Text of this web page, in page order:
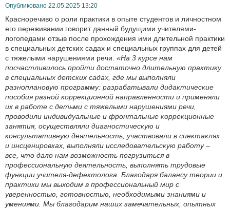
Опубликовано 22.05.2025 13:20
Красноречиво о роли практики в опыте студентов и личностном
его переживании говорит данный будущими учителями-
логопедами отзыв после прохождения ими длительной практики
в специальных детских садах и специальных группах для детей
с тяжелыми нарушениями речи. «На 3 курсе нам
посчастливилось пройти достаточно длительную практику
в специальных детских садах, где мы выполняли
разноплановую программу: разрабатывали дидактические
пособия разной коррекционной направленности и применяли
их в работе с детьми с тяжелыми нарушениями речи,
проводили индивидуальные и фронтальные коррекционные
занятия, осуществляли диагностическую и
консультативную деятельность, участвовали в спектаклях
и инсценировках, выполняли исследовательскую работу –
все, что дало нам возможность погрузиться в
профессиональную деятельность, выполнять трудовые
функции учителя-дефектолога. Благодаря балансу теории и
практики мы выходим в профессиональный мир с
уверенностью, готовностью, необходимыми знаниями и
умениями. Мы благодарим наших замечательных, опытных